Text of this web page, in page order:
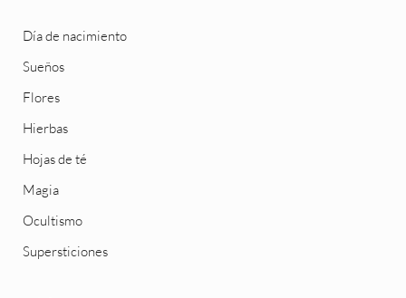
Día de nacimiento
Sueños
Flores
Hierbas
Hojas de té
Magia
Ocultismo
Supersticiones